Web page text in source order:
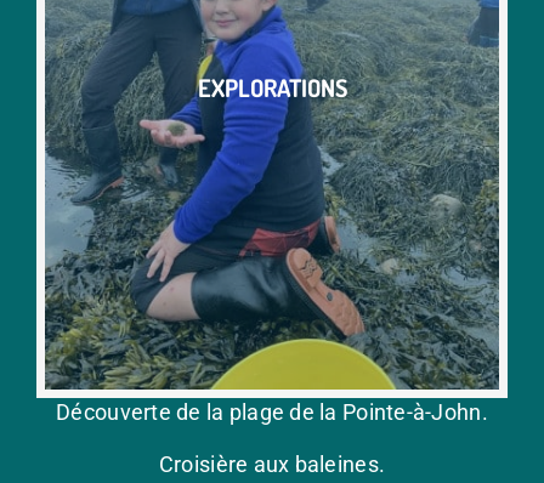
EXPLORATIONS
Découverte de la plage de la Pointe-à-John.
Croisière aux baleines.